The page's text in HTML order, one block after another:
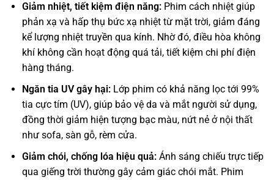
Giảm nhiệt, tiết kiệm điện năng:Phim cách nhiệt giúp
phản xạ và hấp thụ bức xạ nhiệt từ mặt trời, giảm đáng
kể lượng nhiệt truyền qua kính. Nhờ đó, điều hòa không
khí không cần hoạt động quá tải, tiết kiệm chi phí điện
hàng tháng.
Ngăn tia UV gây hại:Lớp phim có khả năng lọc tới 99%
tia cực tím (UV), giúp bảo vệ da và mắt người sử dụng,
đồng thời giảm hiện tượng bạc màu, nứt nẻ ở nội thất
như sofa, sàn gỗ, rèm cửa.
Giảm chói, chống lóa hiệu quả:Ánh sáng chiếu trực tiếp
qua giếng trời thường gây cảm giác chói mắt. Phim